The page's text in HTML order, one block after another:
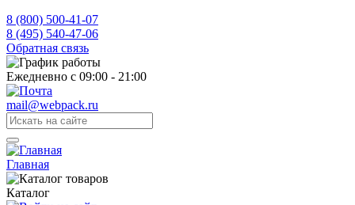
8 (800) 500-41-07
8 (495) 540-47-06
Обратная связь
Ежедневно с 09:00 - 21:00
mail@webpack.ru
Главная
Каталог